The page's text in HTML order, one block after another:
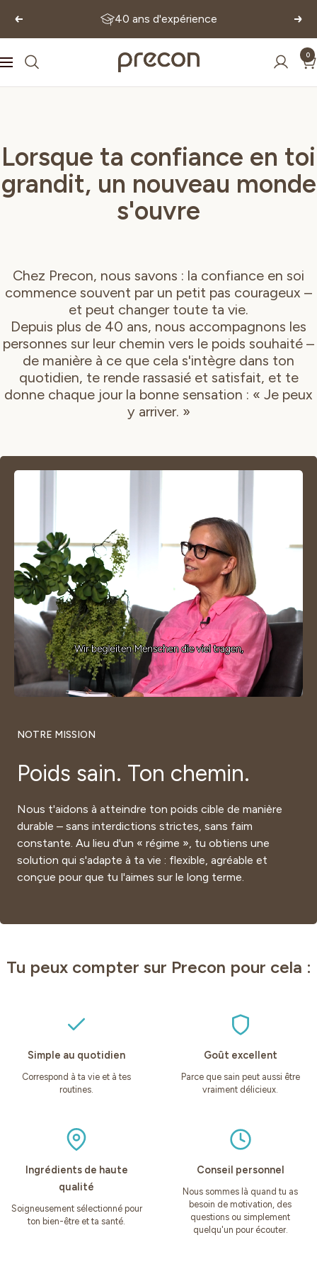
Précédent 40 ans d'expérience
Navigation Precon 0
Lorsque ta confiance en toi
grandit, un nouveau monde
s'ouvre
Chez Precon, nous savons : la confiance en soi
commence souvent par un petit pas courageux –
et peut changer toute ta vie.
Depuis plus de 40 ans, nous accompagnons les
personnes sur leur chemin vers le poids souhaité –
de manière à ce que cela s'intègre dans ton
quotidien, te rende rassasié et satisfait, et te
donne chaque jour la bonne sensation : « Je peux
y arriver. »
NOTRE MISSION
Poids sain. Ton chemin.
Nous t'aidons à atteindre ton poids cible de manière
durable – sans interdictions strictes, sans faim
constante. Au lieu d'un « régime », tu obtiens une
solution qui s'adapte à ta vie : flexible, agréable et
conçue pour que tu l'aimes sur le long terme.
Tu peux compter sur Precon pour cela :
Simple au quotidien
Correspond à ta vie et à tes
routines.
Goût excellent
Parce que sain peut aussi être
vraiment délicieux.
Ingrédients de haute
qualité
Soigneusement sélectionné pour
ton bien-être et ta santé.
Conseil personnel
Nous sommes là quand tu as
besoin de motivation, des
questions ou simplement
quelqu'un pour écouter.